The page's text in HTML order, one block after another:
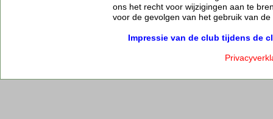
ons het recht voor wijzigingen aan te
voor de gevolgen van het gebruik van
Impressie van de club tijdens de